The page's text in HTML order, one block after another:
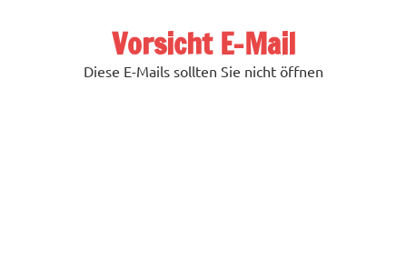
Vorsicht E-Mail
Diese E-Mails sollten Sie nicht öffnen